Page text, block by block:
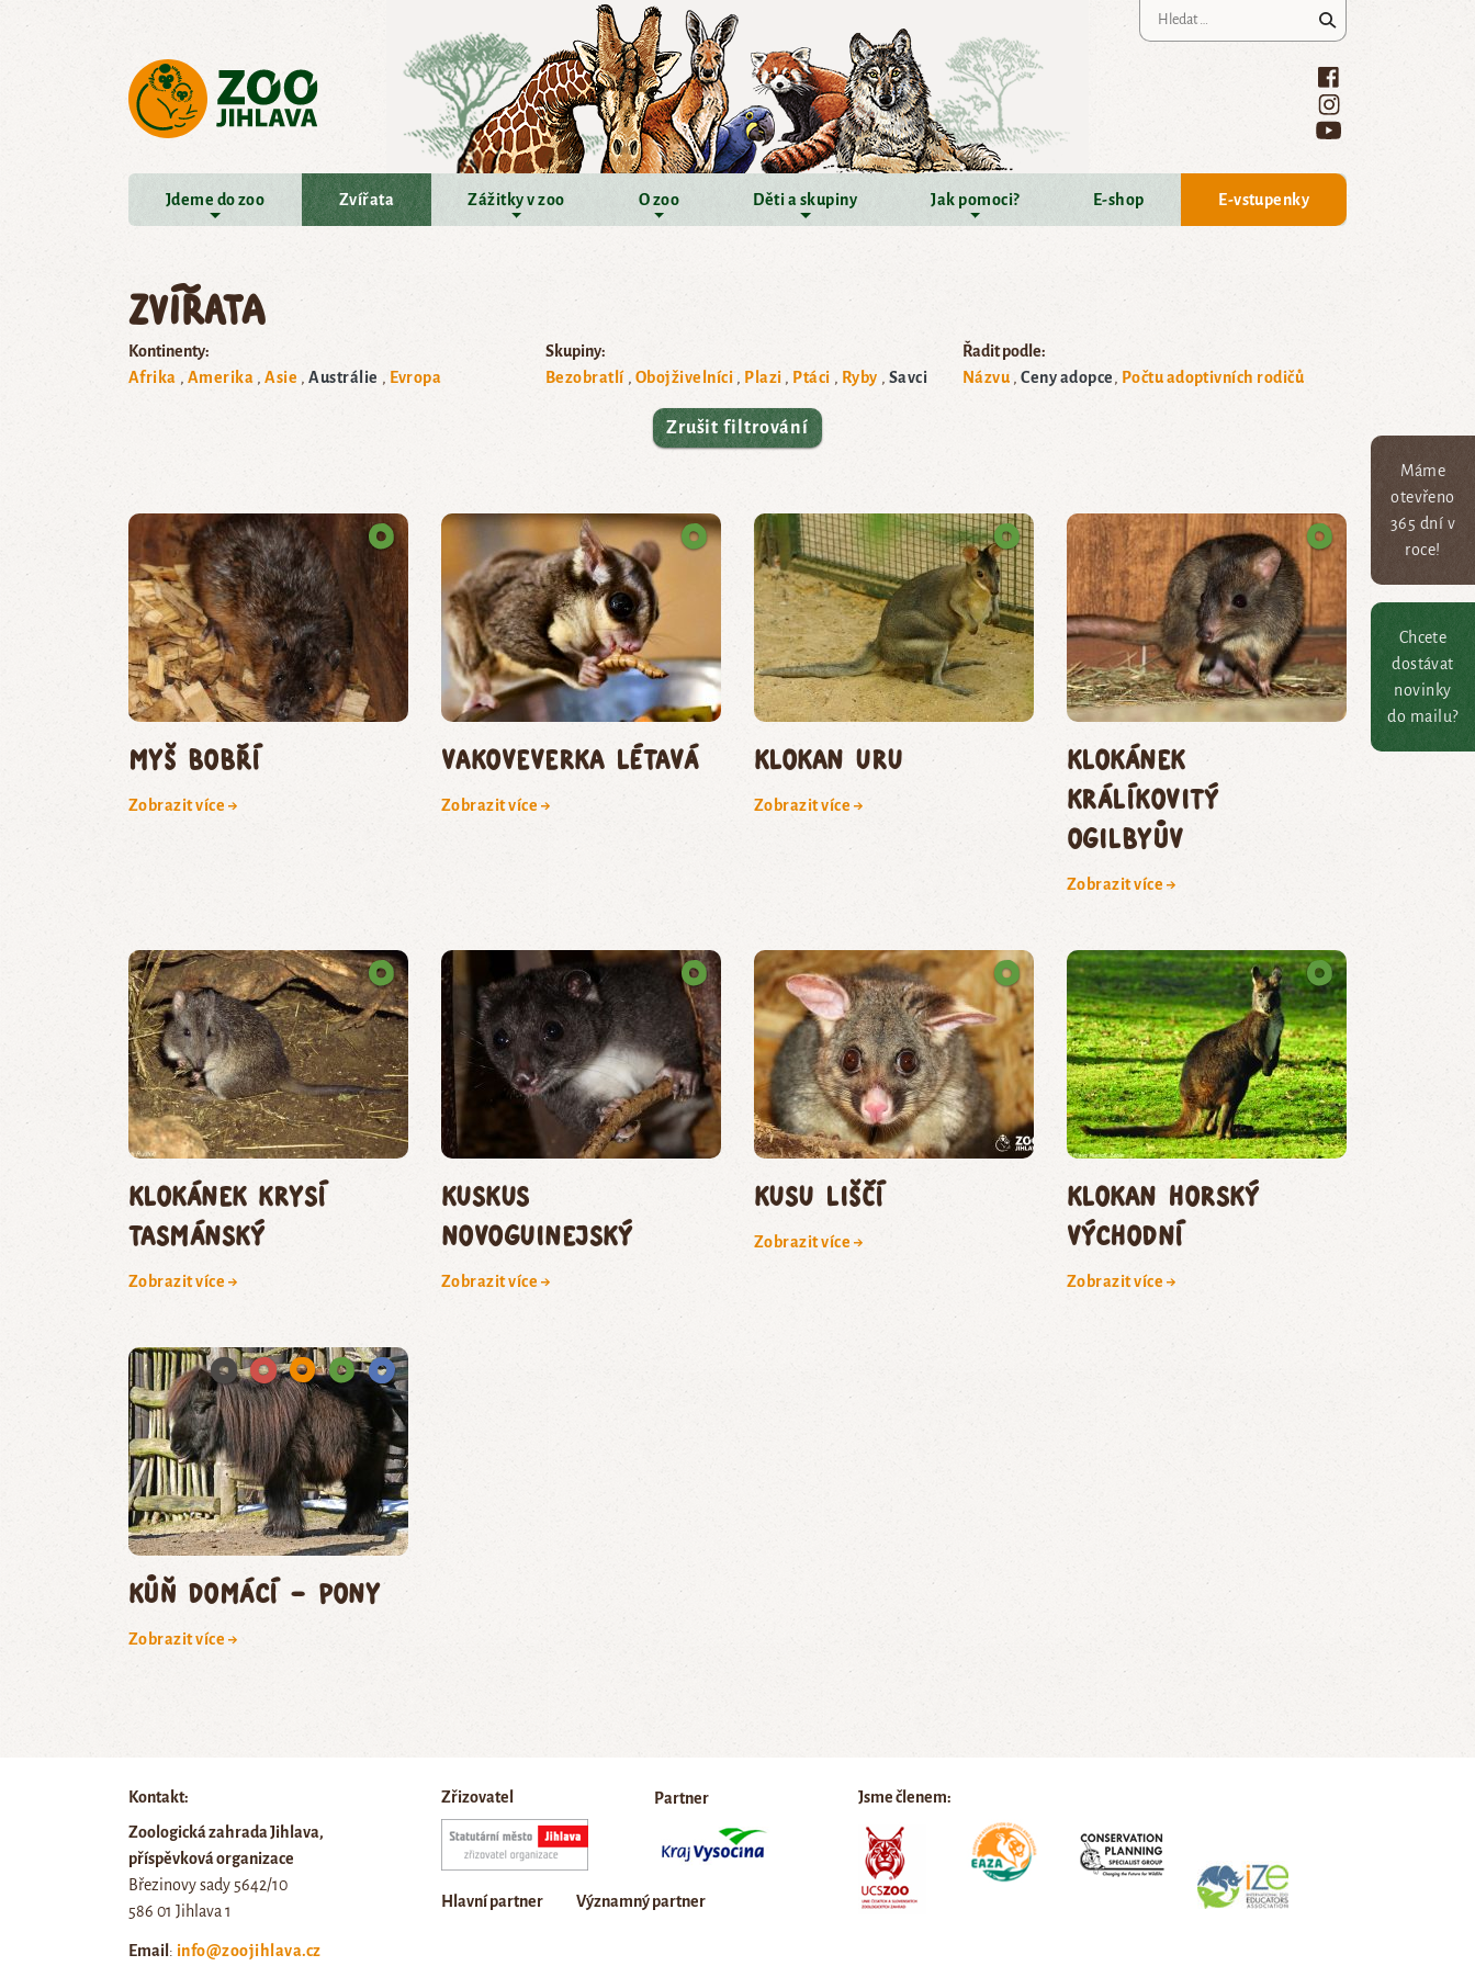
Máme
otevřeno
365 dní v
roce!
Chcete
dostávat
novinky
do mailu?
Jdeme do zoo Zvířata Zážitky v zoo O zoo Děti a skupiny Jak pomoci? E-shop E-vstupenky
Zvířata
Kontinenty:
Afrika
Amerika Asie Austrálie Evropa
Skupiny:
Bezobratlí
Obojživelníci Plazi Ptáci Ryby Savci
Řadit podle:
Názvu
Ceny adopce Počtu adoptivních rodičů
Zrušit filtrování
myš bobří
Zobrazit více →
vakoveverka létavá
Zobrazit více →
klokan uru
Zobrazit více →
klokánek
králíkovitý
Ogilbyův
Zobrazit více →
klokánek krysí
tasmánský
Zobrazit více →
kuskus
novoguinejský
Zobrazit více →
kusu liščí
Zobrazit více →
klokan horský
východní
Zobrazit více →
kůň domácí – pony
Zobrazit více →
Kontakt:
Zoologická zahrada Jihlava,
příspěvková organizace
Březinovy sady 5642/10
586 01 Jihlava 1
Email : info@zoojihlava.cz
Zřizovatel Partner
Hlavní partner Významný partner
Jsme členem: